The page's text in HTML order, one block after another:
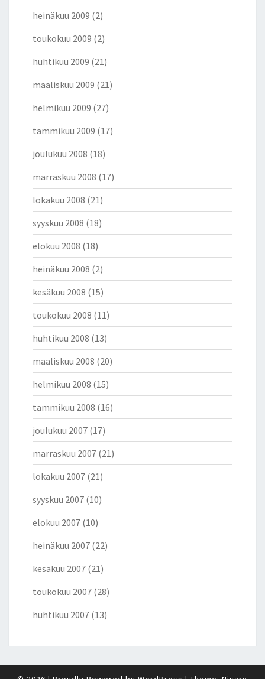
heinäkuu 2009 (2)
toukokuu 2009 (2)
huhtikuu 2009 (21)
maaliskuu 2009 (21)
helmikuu 2009 (27)
tammikuu 2009 (17)
joulukuu 2008 (18)
marraskuu 2008 (17)
lokakuu 2008 (21)
syyskuu 2008 (18)
elokuu 2008 (18)
heinäkuu 2008 (2)
kesäkuu 2008 (15)
toukokuu 2008 (11)
huhtikuu 2008 (13)
maaliskuu 2008 (20)
helmikuu 2008 (15)
tammikuu 2008 (16)
joulukuu 2007 (17)
marraskuu 2007 (21)
lokakuu 2007 (21)
syyskuu 2007 (10)
elokuu 2007 (10)
heinäkuu 2007 (22)
kesäkuu 2007 (21)
toukokuu 2007 (28)
huhtikuu 2007 (13)